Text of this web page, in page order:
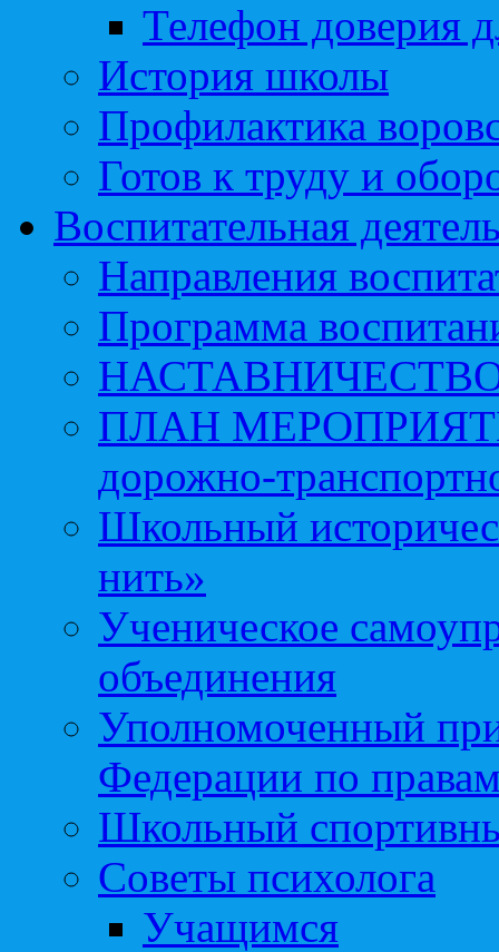
Телефон доверия
История школы
Профилактика
Готов к труду и
Воспитательная
Направления
Программа
ПЛАН МЕРОПРИЯТИЙ
дорожно-
Школьный
нить»
Ученическое
объединения
Уполномоченный
Федерации по
Школьный
Советы психолога
Учащимся